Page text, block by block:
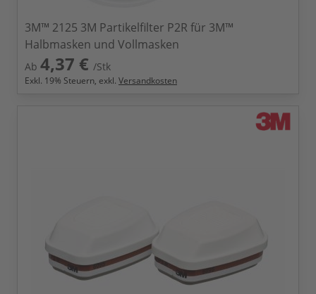
3M™ 2125 3M Partikelfilter P2R für 3M™
Halbmasken und Vollmasken
Ab 4,37 € /Stk
Exkl. 19% Steuern, exkl. Versandkosten